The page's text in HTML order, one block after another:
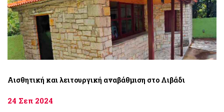
Αισθητική και λειτουργική αναβάθμιση στο Λιβάδι
24 Σεπ 2024